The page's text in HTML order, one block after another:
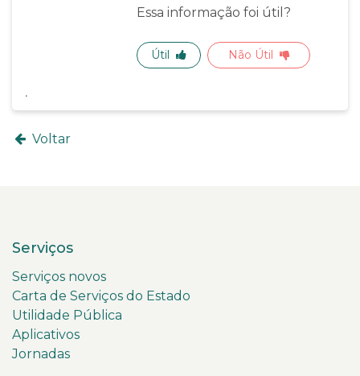
Essa informação foi útil?
Útil Não Útil
Voltar
Serviços
Serviços novos
Carta de Serviços do Estado
Utilidade Pública
Aplicativos
Jornadas